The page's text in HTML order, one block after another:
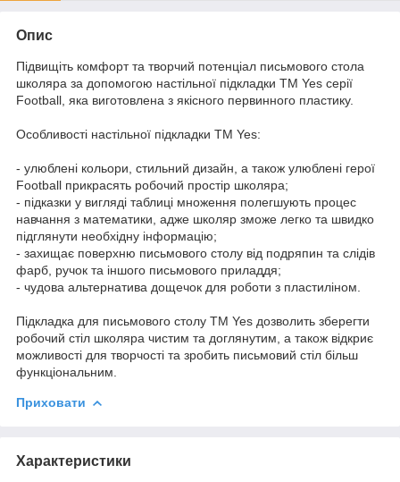
Опис
Підвищіть комфорт та творчий потенціал письмового стола
школяра за допомогою настільної підкладки ТМ Yes серії
Football, яка виготовлена з якісного первинного пластику.
Особливості настільної підкладки ТМ Yes:
- улюблені кольори, стильний дизайн, а також улюблені герої
Football прикрасять робочий простір школяра;
- підказки у вигляді таблиці множення полегшують процес
навчання з математики, адже школяр зможе легко та швидко
підглянути необхідну інформацію;
- захищає поверхню письмового столу від подряпин та слідів
фарб, ручок та іншого письмового приладдя;
- чудова альтернатива дощечок для роботи з пластиліном.
Підкладка для письмового столу ТМ Yes дозволить зберегти
робочий стіл школяра чистим та доглянутим, а також відкриє
можливості для творчості та зробить письмовий стіл більш
функціональним.
Приховати
Характеристики